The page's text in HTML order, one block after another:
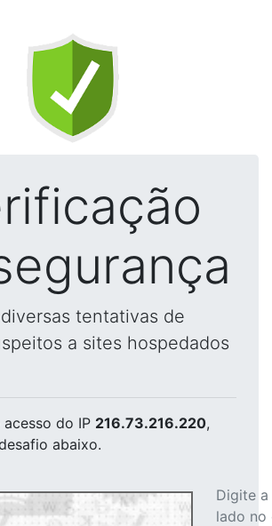
tentativas de
a sites hospedados
do IP 216.73.216.220,
abaixo.
Digite
lado no